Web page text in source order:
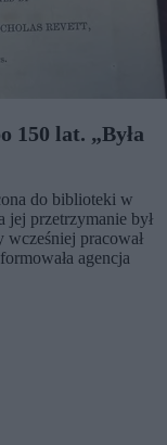
150 lat. „Była
do biblioteki w
jej przetrzymanie był
pracował
agencja